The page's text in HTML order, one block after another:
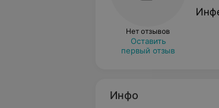
Нет отзывов
Оставить
первый отзыв
Инфо